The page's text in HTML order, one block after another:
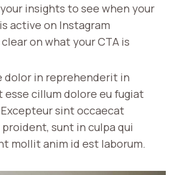
insights to see when your
active on Instagram
on what your CTA is
dolor in reprehenderit in
cillum dolore eu fugiat
sint occaecat
sunt in culpa qui
mollit anim id est laborum.